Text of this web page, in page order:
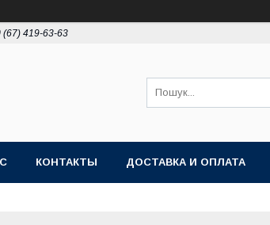
(67) 419-63-63
КОНТАКТЫ ДОСТАВКА И ОПЛАТА